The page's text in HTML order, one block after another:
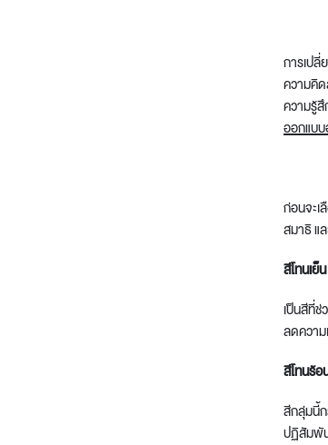
การเปลี่
ความคิด
ความรู้
ออกแบ
ก่อนจะ
สมาธิ แ
สีโทนเย็
เป็นสีที่
ลดควา
สีโทนร้อ
สีกลุ่มนี้ก
ปฏิสัมพั